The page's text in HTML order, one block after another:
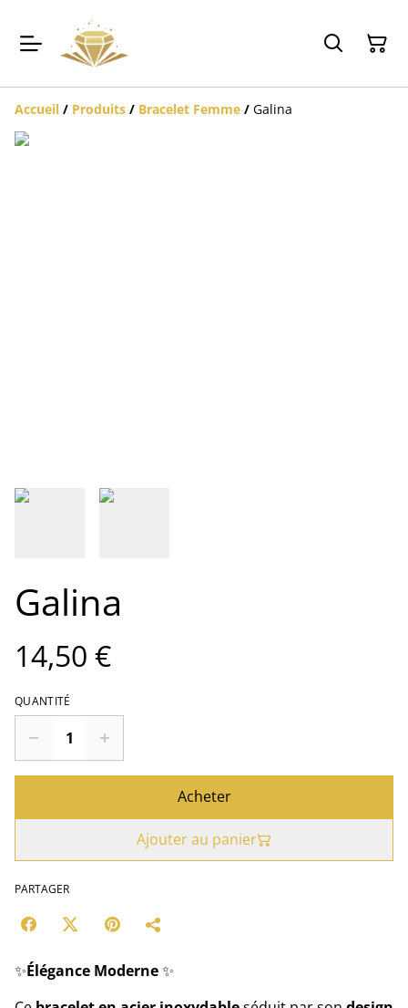
Accueil / Produits / Bracelet Femme / Galina
Galina
14,50 €
QUANTITÉ
Acheter
Ajouter au panier
PARTAGER
✨Élégance Moderne✨